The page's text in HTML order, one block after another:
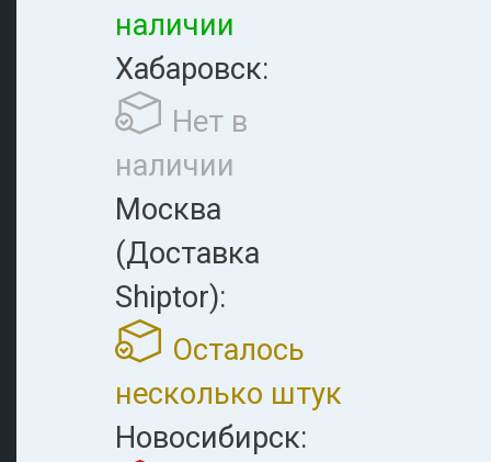
наличии
Хабаровск:
Нет в
наличии
Москва
(Доставка
Shiptor):
Осталось
несколько штук
Новосибирск: